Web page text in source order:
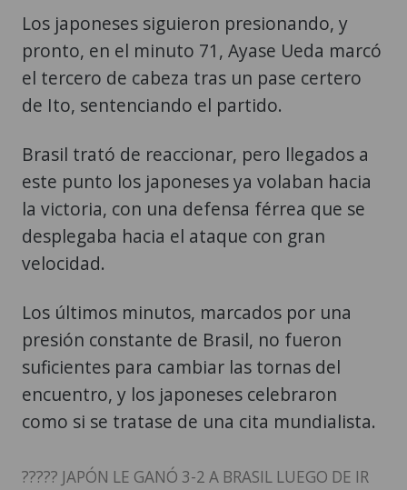
Los japoneses siguieron presionando, y
pronto, en el minuto 71, Ayase Ueda marcó
el tercero de cabeza tras un pase certero
de Ito, sentenciando el partido.
Brasil trató de reaccionar, pero llegados a
este punto los japoneses ya volaban hacia
la victoria, con una defensa férrea que se
desplegaba hacia el ataque con gran
velocidad.
Los últimos minutos, marcados por una
presión constante de Brasil, no fueron
suficientes para cambiar las tornas del
encuentro, y los japoneses celebraron
como si se tratase de una cita mundialista.
????? JAPÓN LE GANÓ 3-2 A BRASIL LUEGO DE IR